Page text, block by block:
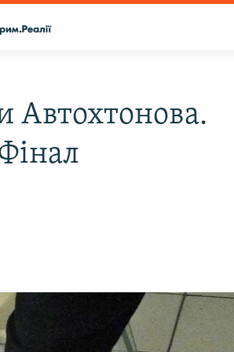
Автохтонова.